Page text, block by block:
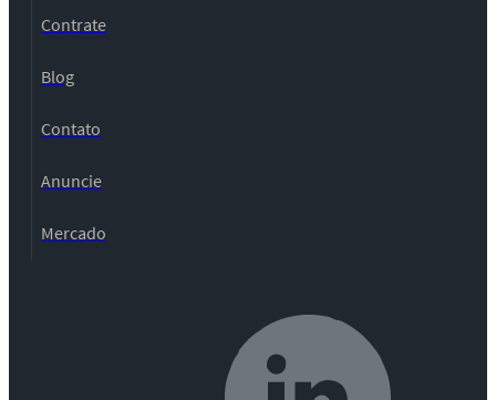
Contrate
Blog
Contato
Anuncie
Mercado